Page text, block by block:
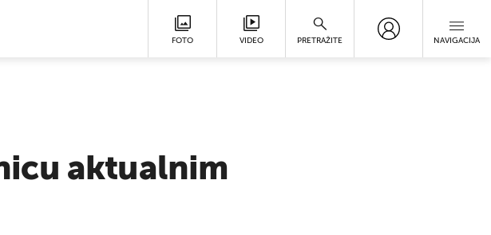
FOTO VIDEO PRETRAŽITE NAVIGACIJA
aktualnim